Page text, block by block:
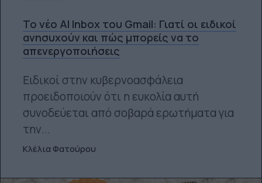
Το νέο AI Inbox του Gmail: Γιατί οι ειδικοί
ανησυχούν και πώς μπορείς να το
απενεργοποιήσεις
Ειδικοί στην κυβερνοασφάλεια
προειδοποιούν ότι η ευκολία αυτή
συνοδεύεται από σοβαρά ερωτήματα για
την...
Κλέλια Φατούρου